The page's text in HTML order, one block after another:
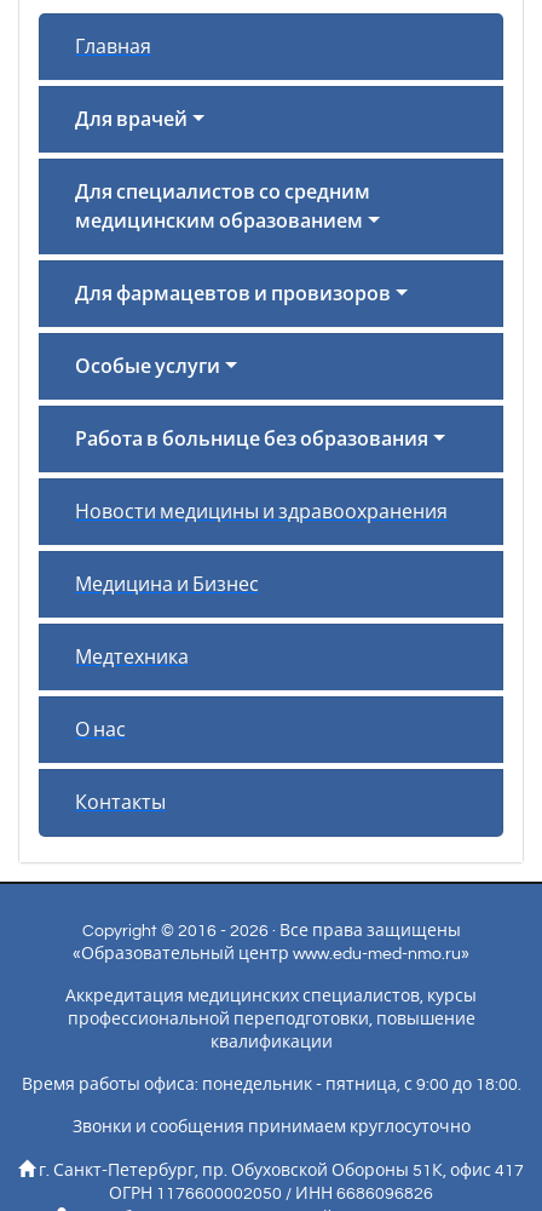
Главная
Для врачей
Для специалистов со средним
медицинским образованием
Для фармацевтов и провизоров
Особые услуги
Работа в больнице без образования
Новости медицины и здравоохранения
Медицина и Бизнес
Медтехника
О нас
Контакты
Copyright © 2016 - 2026 · Все права защищены
«Образовательный центр www.edu-med-nmo.ru»
Аккредитация медицинских специалистов, курсы
профессиональной переподготовки, повышение
квалификации
Время работы офиса: понедельник - пятница, с 9:00 до 18:00.
Звонки и сообщения принимаем круглосуточно
г. Санкт-Петербург, пр. Обуховской Обороны 51К, офис 417
ОГРН 1176600002050 / ИНН 6686096826